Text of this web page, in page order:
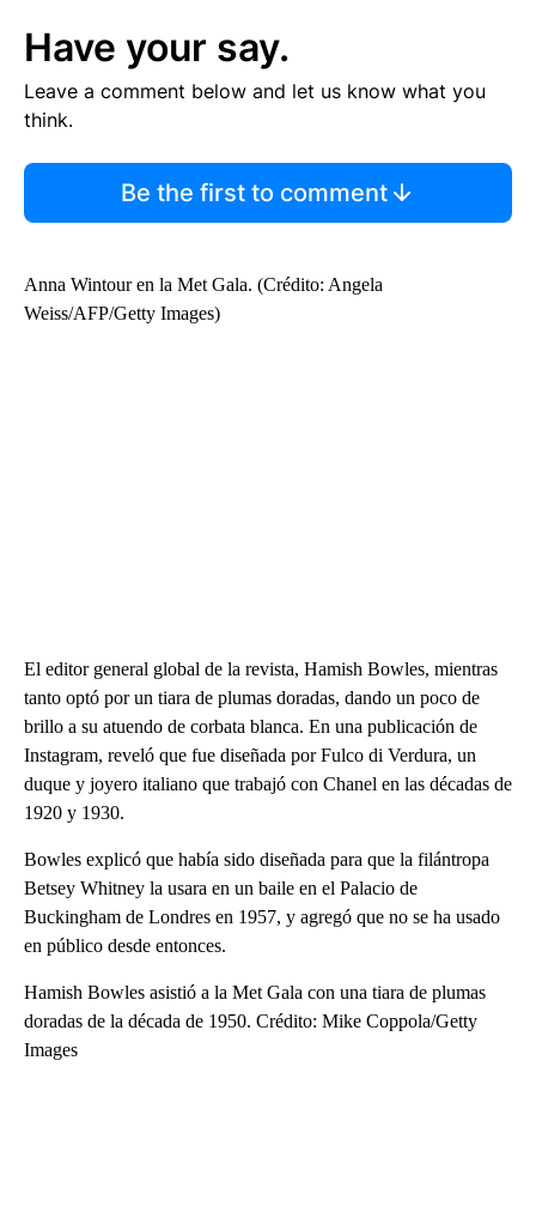
Have your say.
Leave a comment below and let us know what you
think.
Be the first to comment
Anna Wintour en la Met Gala. (Crédito: Angela
Weiss/AFP/Getty Images)
El editor general global de la revista, Hamish Bowles, mientras
tanto optó por un tiara de plumas doradas, dando un poco de
brillo a su atuendo de corbata blanca. En una publicación de
Instagram, reveló que fue diseñada por Fulco di Verdura, un
duque y joyero italiano que trabajó con Chanel en las décadas de
1920 y 1930.
Bowles explicó que había sido diseñada para que la filántropa
Betsey Whitney la usara en un baile en el Palacio de
Buckingham de Londres en 1957, y agregó que no se ha usado
en público desde entonces.
Hamish Bowles asistió a la Met Gala con una tiara de plumas
doradas de la década de 1950. Crédito: Mike Coppola/Getty
Images